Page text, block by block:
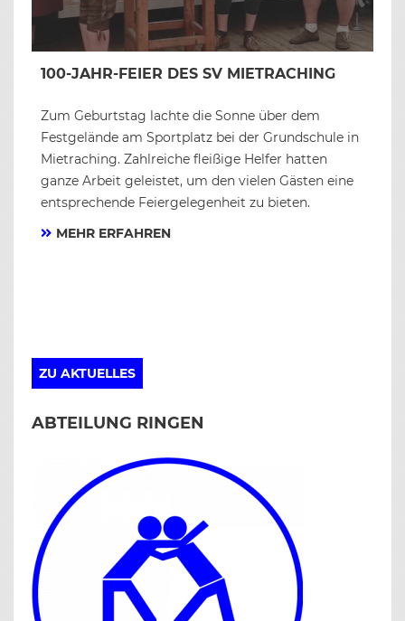
100-JAHR-FEIER DES SV MIETRACHING
Zum Geburtstag lachte die Sonne über dem
Festgelände am Sportplatz bei der Grundschule in
Mietraching. Zahlreiche fleißige Helfer hatten
ganze Arbeit geleistet, um den vielen Gästen eine
entsprechende Feiergelegenheit zu bieten.
MEHR ERFAHREN
ZU AKTUELLES
ABTEILUNG RINGEN